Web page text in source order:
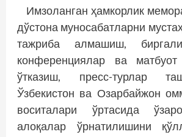
Имзоланган ҳамкорлик
дўстона муносабатларни
тажриба алмашиш,
конференциялар ва
ўтказиш, пресс-турлар
Ўзбекистон ва Озарбайжон
воситалари ўртасида
алоқалар ўрнатилишини